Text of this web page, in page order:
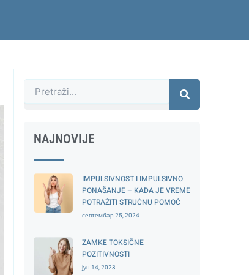
Претрага
NAJNOVIJE
IMPULSIVNOST I IMPULSIVNO
PONAŠANJE – KADA JE VREME
POTRAŽITI STRUČNU POMOĆ
септембар 25, 2024
ZAMKE TOKSIČNE
POZITIVNOSTI
јун 14, 2023